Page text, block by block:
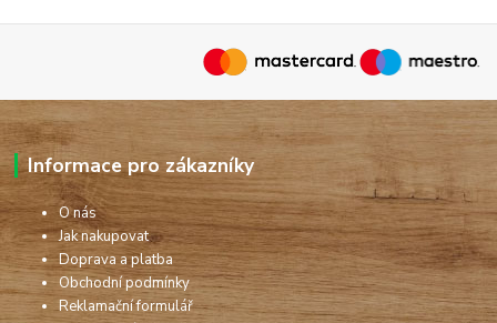
Informace pro zákazníky
O nás
Jak nakupovat
Doprava a platba
Obchodní podmínky
Reklamační formulář